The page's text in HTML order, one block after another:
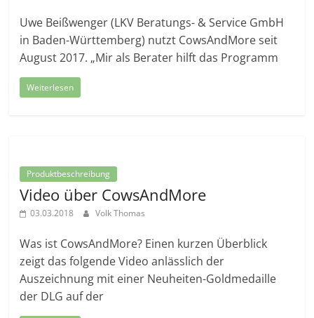
Uwe Beißwenger (LKV Beratungs- & Service GmbH
in Baden-Württemberg) nutzt CowsAndMore seit
August 2017. „Mir als Berater hilft das Programm
Weiterlesen
Produktbeschreibung
Video über CowsAndMore
03.03.2018 Volk Thomas
Was ist CowsAndMore? Einen kurzen Überblick
zeigt das folgende Video anlässlich der
Auszeichnung mit einer Neuheiten-Goldmedaille
der DLG auf der